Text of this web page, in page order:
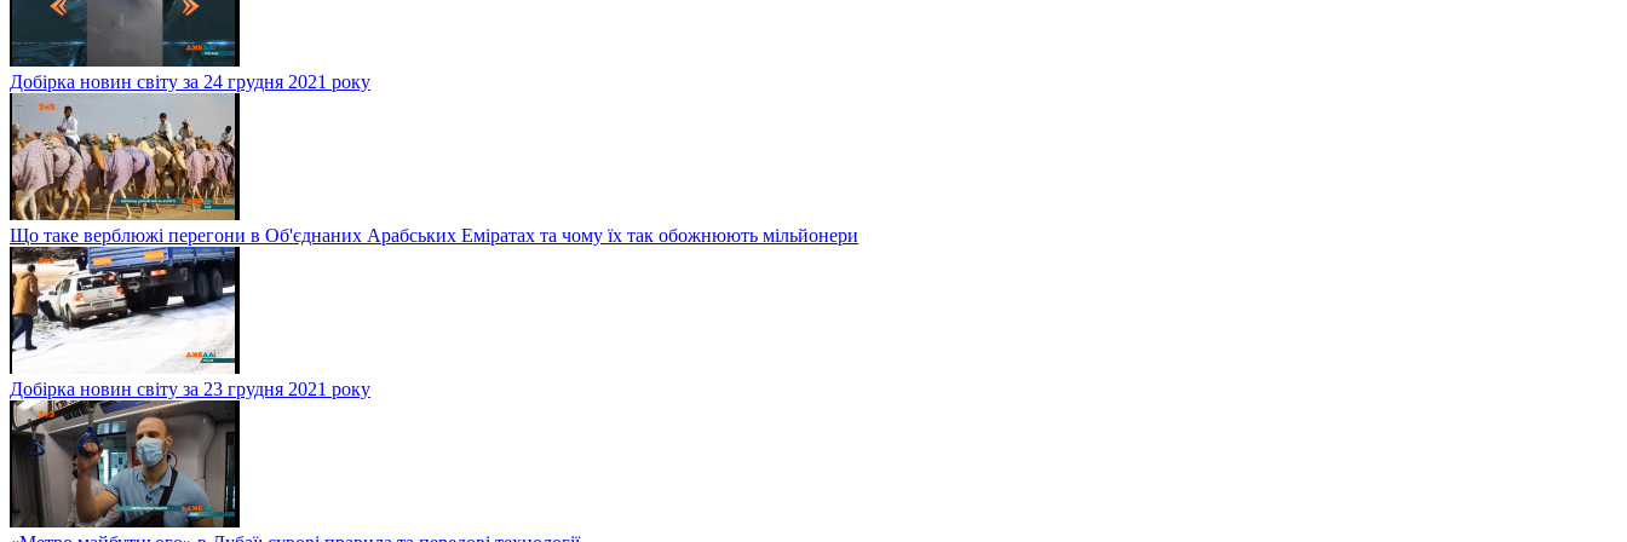
Добірка новин світу за 24 грудня 2021 року
Що таке верблюжі перегони в Об'єднаних Арабських Еміратах та чому їх так обожнюють мільйонери
Добірка новин світу за 23 грудня 2021 року